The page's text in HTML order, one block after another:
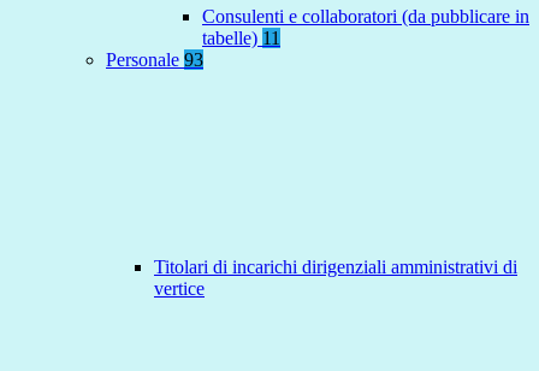
Consulenti e collaboratori (da pubblicare in
tabelle) 11
Personale 93
Titolari di incarichi dirigenziali amministrativi di
vertice